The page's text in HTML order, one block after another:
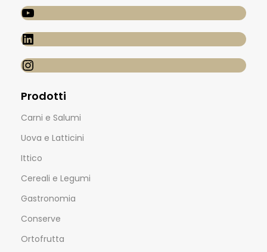
Prodotti
Carni e Salumi
Uova e Latticini
Ittico
Cereali e Legumi
Gastronomia
Conserve
Ortofrutta